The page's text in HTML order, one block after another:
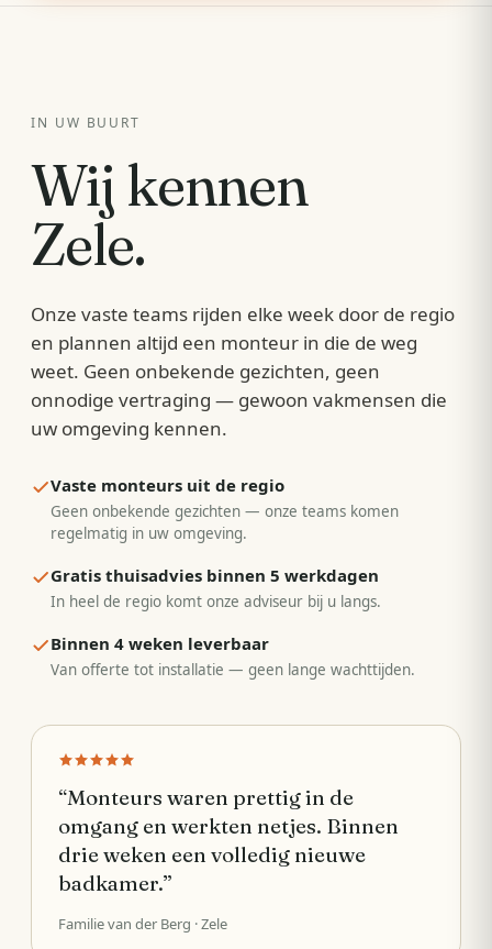
IN UW BUURT
Wij kennen
Zele.
Onze vaste teams rijden elke week door de regio
en plannen altijd een monteur in die de weg
weet. Geen onbekende gezichten, geen
onnodige vertraging — gewoon vakmensen die
uw omgeving kennen.
Vaste monteurs uit de regio
Geen onbekende gezichten — onze teams komen
regelmatig in uw omgeving.
Gratis thuisadvies binnen 5 werkdagen
In heel de regio komt onze adviseur bij u langs.
Binnen 4 weken leverbaar
Van offerte tot installatie — geen lange wachttijden.
“Monteurs waren prettig in de
omgang en werkten netjes. Binnen
drie weken een volledig nieuwe
badkamer.”
Familie van der Berg · Zele